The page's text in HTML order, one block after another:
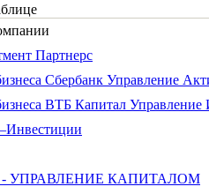
Партнерс
Сбербанк Управление
ВТБ Капитал Управление
УПРАВЛЕНИЕ КАПИТАЛОМ